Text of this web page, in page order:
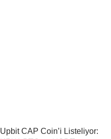
Upbit CAP Coin’i Listeliyor: